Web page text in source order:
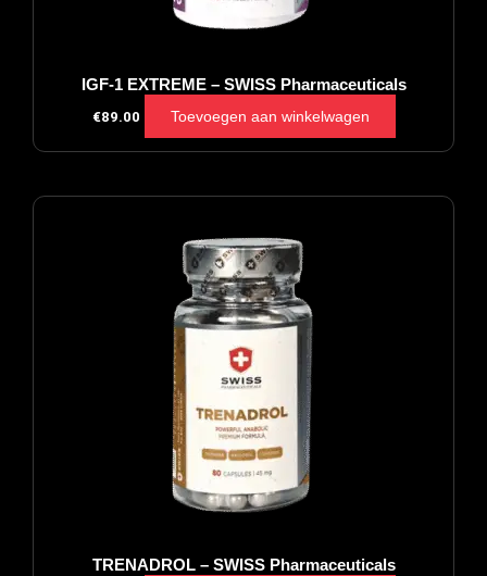
IGF-1 EXTREME – SWISS Pharmaceuticals
€89.00 Toevoegen aan winkelwagen
TRENADROL – SWISS Pharmaceuticals